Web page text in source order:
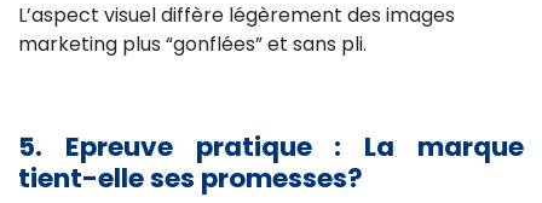
L’aspect visuel diffère légèrement des images
marketing plus “gonflées” et sans pli.
5. Epreuve pratique : La marque
tient-elle ses promesses?